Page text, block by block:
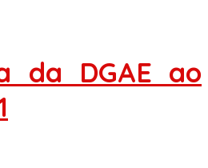
da DGAE ao